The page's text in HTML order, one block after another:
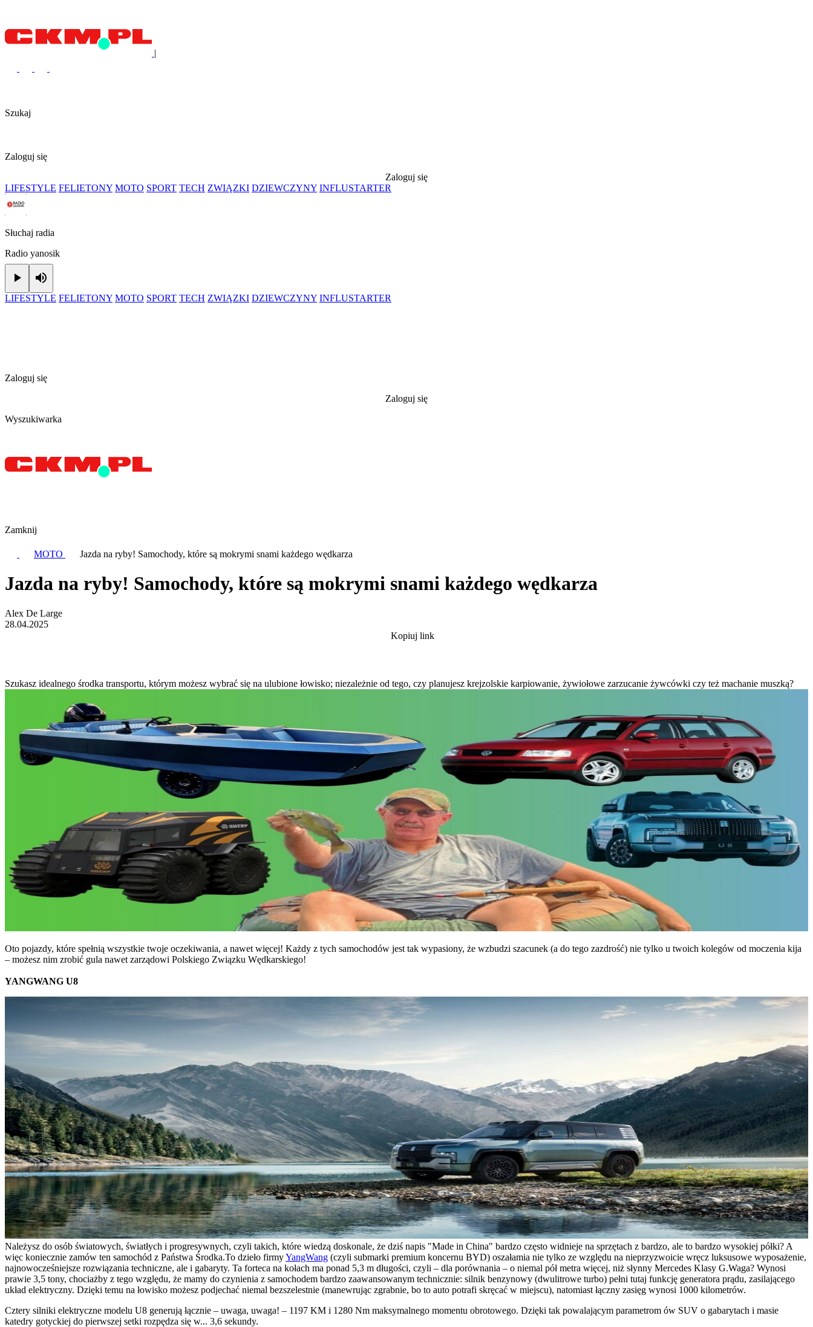
|
Szukaj
Zaloguj się
Zaloguj się
LIFESTYLE FELIETONY MOTO SPORT TECH ZWIĄZKI DZIEWCZYNY INFLUSTARTER
Słuchaj radia
Radio yanosik
Play
LIFESTYLE FELIETONY MOTO SPORT TECH ZWIĄZKI DZIEWCZYNY INFLUSTARTER
Zaloguj się
Zaloguj się
Wyszukiwarka
Zamknij
MOTO Jazda na ryby! Samochody, które są mokrymi snami każdego wędkarza
Jazda na ryby! Samochody, które są mokrymi snami każdego wędkarza
Alex De Large
28.04.2025
Kopiuj link
Szukasz idealnego środka transportu, którym możesz wybrać się na ulubione łowisko; niezależnie od tego, czy planujesz krejzolskie karpiowanie, żywiołowe zarzucanie żywcówki czy też machanie muszką?
Oto pojazdy, które spełnią wszystkie twoje oczekiwania, a nawet więcej! Każdy z tych samochodów jest tak wypasiony, że wzbudzi szacunek (a do tego zazdrość) nie tylko u twoich kolegów od moczenia kija
– możesz nim zrobić gula nawet zarządowi Polskiego Związku Wędkarskiego!
YANGWANG U8
Należysz do osób światowych, światłych i progresywnych, czyli takich, które wiedzą doskonale, że dziś napis "Made in China" bardzo często widnieje na sprzętach z bardzo, ale to bardzo wysokiej półki? A
więc koniecznie zamów ten samochód z Państwa Środka.To dzieło firmyYangWang (czyli submarki premium koncernu BYD) oszałamia nie tylko ze względu na nieprzyzwoicie wręcz luksusowe wyposażenie,
najnowocześniejsze rozwiązania techniczne, ale i gabaryty. Ta forteca na kołach ma ponad 5,3 m długości, czyli – dla porównania – o niemal pół metra więcej, niż słynny Mercedes Klasy G.Waga? Wynosi
prawie 3,5 tony, chociażby z tego względu, że mamy do czynienia z samochodem bardzo zaawansowanym technicznie: silnik benzynowy (dwulitrowe turbo) pełni tutaj funkcję generatora prądu, zasilającego
układ elektryczny. Dzięki temu na łowisko możesz podjechać niemal bezszelestnie (manewrując zgrabnie, bo to auto potrafi skręcać w miejscu), natomiast łączny zasięg wynosi 1000 kilometrów.
Cztery silniki elektryczne modelu U8 generują łącznie – uwaga, uwaga! – 1197 KM i 1280 Nm maksymalnego momentu obrotowego. Dzięki tak powalającym parametrom ów SUV o gabarytach i masie
katedry gotyckiej do pierwszej setki rozpędza się w... 3,6 sekundy.